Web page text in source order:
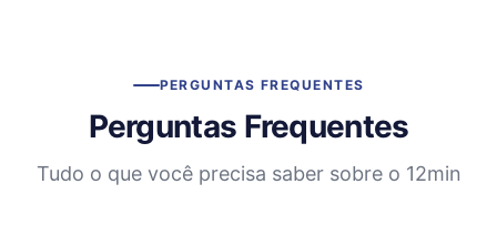
PERGUNTAS FREQUENTES
Perguntas Frequentes
Tudo o que você precisa saber sobre o 12min